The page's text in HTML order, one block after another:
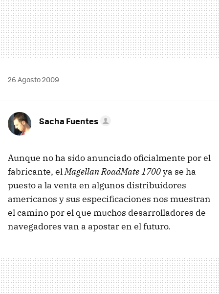
26 Agosto 2009
Sacha Fuentes
Aunque no ha sido anunciado oficialmente por el
fabricante, elMagellan RoadMate 1700ya se ha
puesto a la venta en algunos distribuidores
americanos y sus especificaciones nos muestran
el camino por el que muchos desarrolladores de
navegadores van a apostar en el futuro.